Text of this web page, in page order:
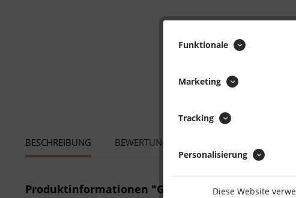
BESCHREIBUNG BEWERTUNGEN
Produktinformationen "Gangabtrennung /
Funktionale
Marketing
Tracking
Personalisierung
Diese Website